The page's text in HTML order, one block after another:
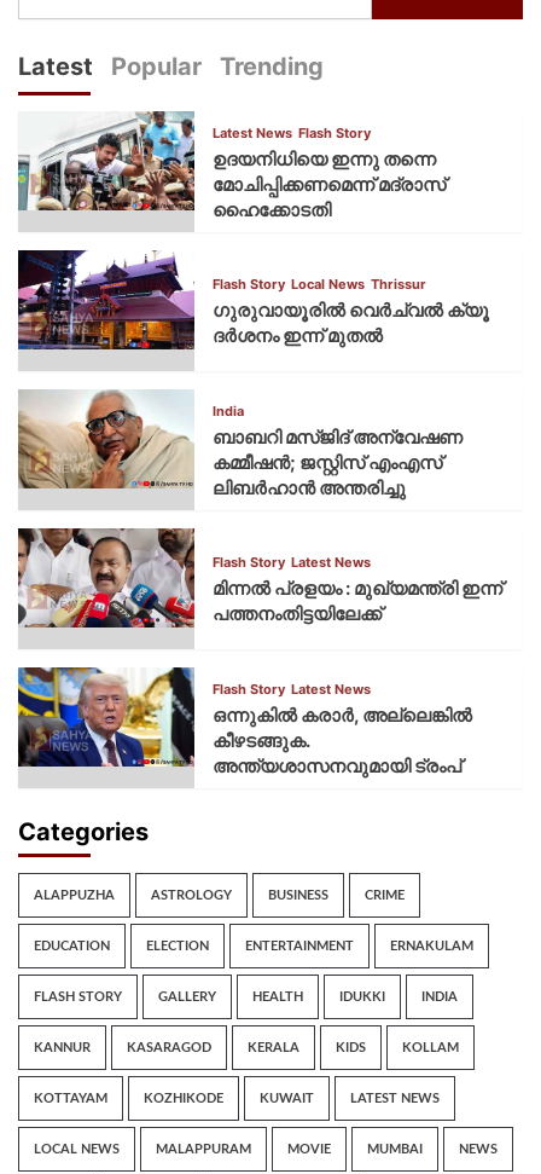
Latest Popular Trending
Latest News Flash Story
ഉദയനിധിയെ ഇന്നു തന്നെ
മോചിപ്പിക്കണമെന്ന് മദ്രാസ്
ഹൈക്കോടതി
Flash Story Local News Thrissur
ഗുരുവായൂരില്‍ വെര്‍ച്വല്‍ ക്യൂ
ദര്‍ശനം ഇന്ന് മുതല്‍
India
ബാബറി മസ്ജിദ് അന്വേഷണ
കമ്മീഷന്‍; ജസ്റ്റിസ് എംഎസ്
ലിബര്‍ഹാന്‍ അന്തരിച്ചു
Flash Story Latest News
മിന്നല്‍ പ്രളയം : മുഖ്യമന്ത്രി ഇന്ന്
പത്തനംതിട്ടയിലേക്ക്
Flash Story Latest News
ഒന്നുകില്‍ കരാര്‍, അല്ലെങ്കില്‍
കീഴടങ്ങുക.
അന്ത്യശാസനവുമായി ട്രംപ്
Categories
ALAPPUZHA ASTROLOGY BUSINESS CRIME
EDUCATION ELECTION ENTERTAINMENT ERNAKULAM
FLASH STORY GALLERY HEALTH IDUKKI INDIA
KANNUR KASARAGOD KERALA KIDS KOLLAM
KOTTAYAM KOZHIKODE KUWAIT LATEST NEWS
LOCAL NEWS MALAPPURAM MOVIE MUMBAI NEWS